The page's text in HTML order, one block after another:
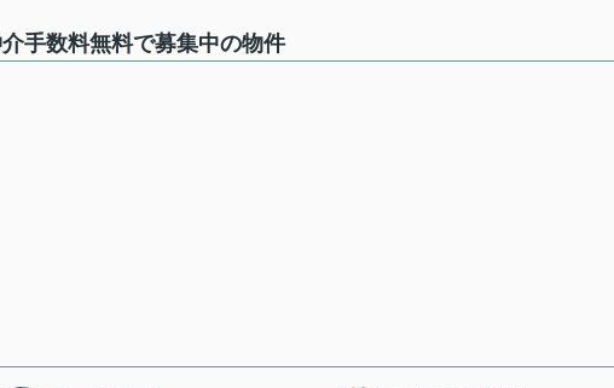
手数料無料で募集中の物件